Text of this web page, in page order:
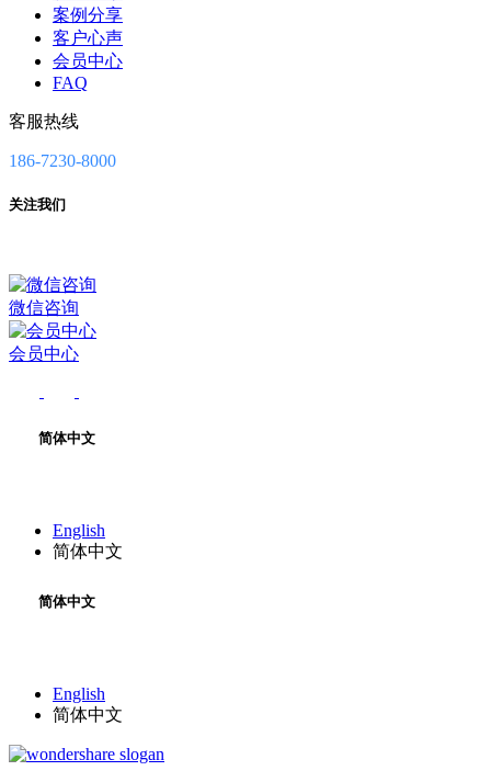
案例分享
客户心声
会员中心
FAQ
客服热线
186-7230-8000
关注我们
微信咨询
会员中心
简体中文
English
简体中文
简体中文
English
简体中文